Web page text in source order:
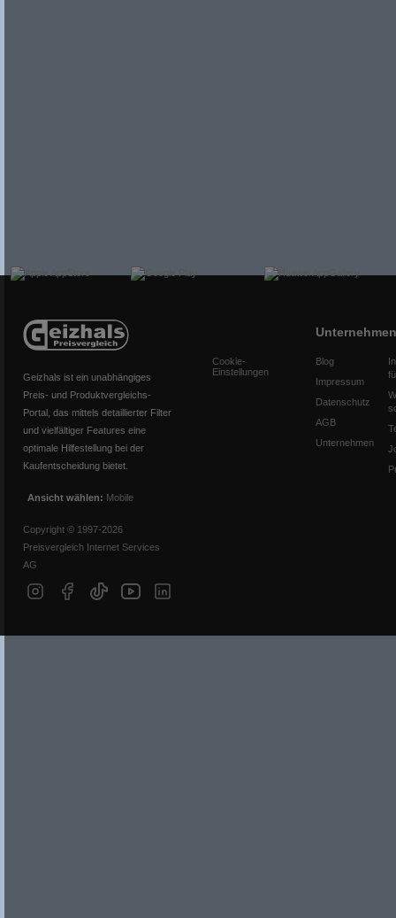
Geizhals ist ein unabhängiges
Preis- und Produktvergleichs-
Portal, das mittels detaillierter Filter
und vielfältiger Features eine
optimale Hilfestellung bei der
Kaufentscheidung bietet.
Ansicht wählen: Mobile
Copyright © 1997-2026
Preisvergleich Internet Services
AG
Cookie-
Einstellungen
Unternehmen
Blog
Impressum
Datenschutz
AGB
Unternehmen